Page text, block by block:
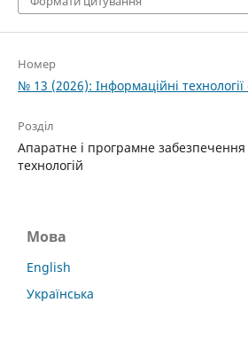
Номер
№ 13 (2026): Інформаційні технології
Розділ
Апаратне і програмне
технологій
Мова
English
Українська